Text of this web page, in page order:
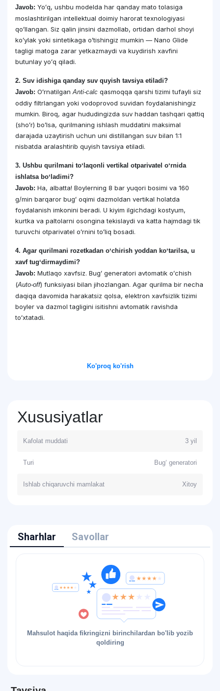
Javob: Yoʻq, ushbu modelda har qanday mato tolasiga
moslashtirilgan intellektual doimiy harorat texnologiyasi
qoʻllangan. Siz qalin jinsini dazmollab, ortidan darhol shoyi
koʻylak yoki sintetikaga oʻtishingiz mumkin — Nano Glide
tagligi matoga zarar yetkazmaydi va kuydirish xavfini
butunlay yoʻq qiladi.
2. Suv idishiga qanday suv quyish tavsiya etiladi?
Javob: Oʻrnatilgan Anti-calc qasmoqqa qarshi tizimi tufayli siz
oddiy filtrlangan yoki vodoprovod suvidan foydalanishingiz
mumkin. Biroq, agar hududingizda suv haddan tashqari qattiq
(shoʻr) boʻlsa, qurilmaning ishlash muddatini maksimal
darajada uzaytirish uchun uni distillangan suv bilan 1:1
nisbatda aralashtirib quyish tavsiya etiladi.
3. Ushbu qurilmani toʻlaqonli vertikal otparivatel oʻrnida
ishlatsa boʻladimi?
Javob: Ha, albatta! Boylerning 8 bar yuqori bosimi va 160
g/min barqaror bugʻ oqimi dazmoldan vertikal holatda
foydalanish imkonini beradi. U kiyim ilgichdagi kostyum,
kurtka va paltolarni osongina tekislaydi va katta hajmdagi tik
turuvchi otparivatel oʻrnini toʻliq bosadi.
4. Agar qurilmani rozetkadan oʻchirish yoddan koʻtarilsa, u
xavf tugʻdirmaydimi?
Javob: Mutlaqo xavfsiz. Bugʻ generatori avtomatik oʻchish
(Auto-off) funksiyasi bilan jihozlangan. Agar qurilma bir necha
daqiqa davomida harakatsiz qolsa, elektron xavfsizlik tizimi
boyler va dazmol tagligini isitishni avtomatik ravishda
toʻxtatadi.
Ko'proq ko'rish
Xususiyatlar
Kafolat muddati 3 yil
Turi Bug‘ generatori
Ishlab chiqaruvchi mamlakat Xitoy
Sharhlar Savollar
Mahsulot haqida fikringizni birinchilardan bo'lib yozib
qoldiring